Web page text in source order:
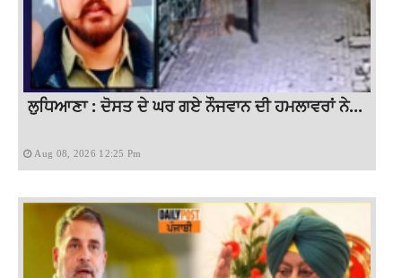
ਲੁਧਿਆਣਾ : ਦੋਸਤ ਦੇ ਘਰ ਗਏ ਨੌਜਵਾਨ ਦੀ ਹਮਲਾਵਰਾਂ ਨੇ...
Aug 08, 2026 12:25 Pm